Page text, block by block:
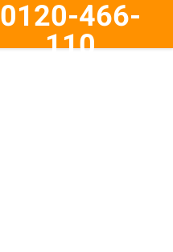
0120-466-
110